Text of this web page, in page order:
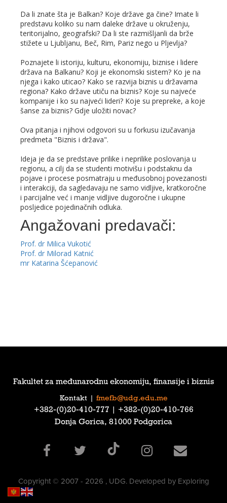
Da li znate šta je Balkan? Koje države ga čine? Imate li
predstavu koliko su nam daleke države u okruženju,
teritorijalno, geografski? Da li ste razmišljanli da brže
stižete u Ljubljanu, Beč, Rim, Pariz nego u Pljevlja?
Poznajete li istoriju, kulturu, ekonomiju, biznise i lidere
država na Balkanu? Koji je ekonomski sistem? Ko je na
njega i kako uticao? Kako se razvija biznis u državama
regiona? Kako države utiču na biznis? Koje su najveće
kompanije i ko su najveći lideri? Koje su prepreke, a koje
šanse za biznis? Gdje uložiti novac?
Ova pitanja i njihovi odgovori su u forkusu izučavanja
predmeta "Biznis i država".
Ideja je da se predstave prilike i neprilike poslovanja u
regionu, a cilj da se studenti motivišu i podstaknu da
pojave i procese posmatraju u međusobnoj povezanosti
i interakciji, da sagledavaju ne samo vidljive, kratkoročne
i parcijalne već i manje vidljive dugoročne i ukupne
posljedice pojedinačnih odluka.
Angažovani predavači:
Prof. dr Milica Vukotić
Prof. dr Milorad Katnić
mr Katarina Šćepanović
Fakultet za međunarodnu ekonomiju, finansije i biznis
Kontakt fmefb@udg.edu.me
‎+382-(0)20-410-777‎ | ‎+382-(0)20-410-766‎
Donja Gorica, 81000 Podgorica
Copyright © 2007 - 2026 , UDG. Developed by Exploring